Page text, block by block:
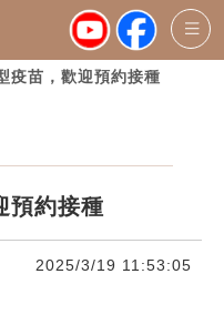
疫苗，歡迎預約接種
預約接種
2025/3/19 11:53:05